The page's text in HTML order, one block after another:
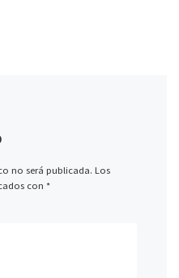
no será publicada. Los
con *